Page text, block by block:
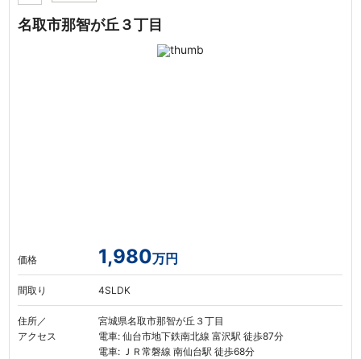
名取市那智が丘３丁目
価格 1,980万円
間取り 4SLDK
住所／
アクセス
宮城県名取市那智が丘３丁目
電車: 仙台市地下鉄南北線 富沢駅 徒歩87分
電車: ＪＲ常磐線 南仙台駅 徒歩68分